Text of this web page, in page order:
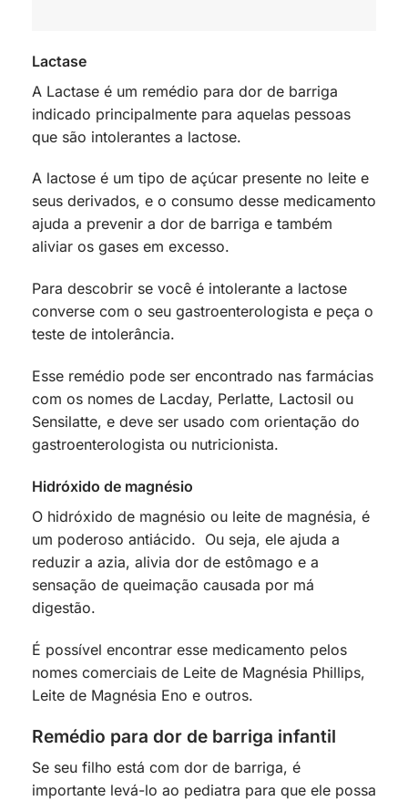
Lactase
A Lactase é um remédio para dor de barriga
indicado principalmente para aquelas pessoas
que são intolerantes a lactose.
A lactose é um tipo de açúcar presente no leite e
seus derivados, e o consumo desse medicamento
ajuda a prevenir a dor de barriga e também
aliviar os gases em excesso.
Para descobrir se você é intolerante a lactose
converse com o seu gastroenterologista e peça o
teste de intolerância.
Esse remédio pode ser encontrado nas farmácias
com os nomes de Lacday, Perlatte, Lactosil ou
Sensilatte, e deve ser usado com orientação do
gastroenterologista ou nutricionista.
Hidróxido de magnésio
O hidróxido de magnésio ou leite de magnésia, é
um poderoso antiácido. Ou seja, ele ajuda a
reduzir a azia, alivia dor de estômago e a
sensação de queimação causada por má
digestão.
É possível encontrar esse medicamento pelos
nomes comerciais de Leite de Magnésia Phillips,
Leite de Magnésia Eno e outros.
Remédio para dor de barriga infantil
Se seu filho está com dor de barriga, é
importante levá-lo ao pediatra para que ele possa